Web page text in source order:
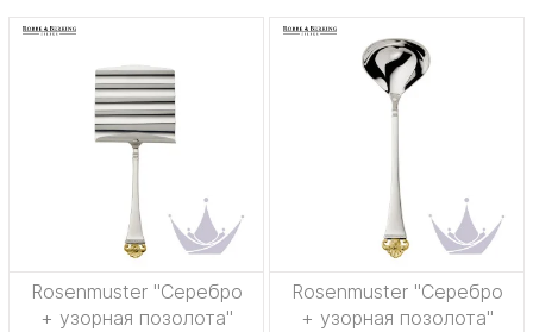
Rosenmuster "Серебро
+ узорная позолота"
Rosenmuster "Серебро
+ узорная позолота"